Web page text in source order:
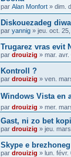
par Alan Monfort » dim.
Diskouezadeg
par yannig » jeu. oct.
Trugarez vras evit
par drouizig » mar. avr.
Kontroll ?
par drouizig » ven.
Windows Vista en
par drouizig » mer.
Gast, ni zo bet
par drouizig » jeu.
Skype e
par drouizig » lun. févr.